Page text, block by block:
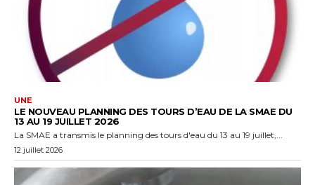
UNE
LE NOUVEAU PLANNING DES TOURS D’EAU DE LA SMAE DU
13 AU 19 JUILLET 2026
La SMAE a transmis le planning des tours d'eau du 13 au 19 juillet,...
12 juillet 2026